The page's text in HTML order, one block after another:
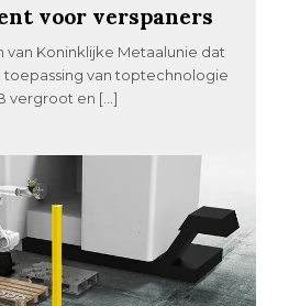
voor verspaners
van Koninklijke Metaalunie dat
toepassing van toptechnologie
vergroot en […]